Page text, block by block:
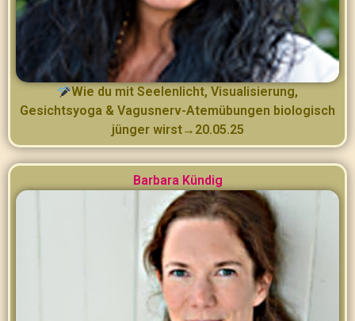
Wie du mit Seelenlicht, Visualisierung,
Gesichtsyoga & Vagusnerv-Atemübungen biologisch
jünger wirst→20.05.25
Barbara Kündig